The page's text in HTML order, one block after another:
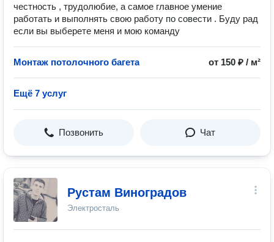
честность , трудолюбие, а самое главное умение
работать и выполнять свою работу по совести . Буду рад
если вы выберете меня и мою команду
Монтаж потолочного багета от 150 ₽ / м²
Ещё 7 услуг
Позвонить Чат
Рустам Виноградов
Электросталь